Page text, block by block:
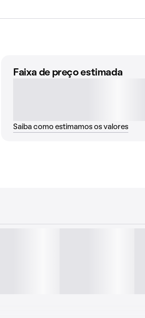
Faixa de preço estimada
Saiba como estimamos os valores